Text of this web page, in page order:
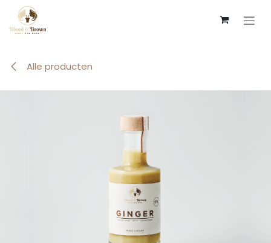
Overslaan naar inhoud
Alle producten